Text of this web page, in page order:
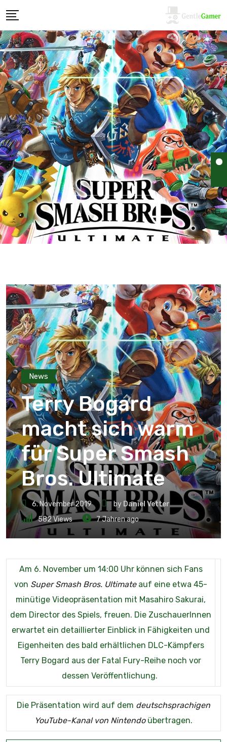
News
Terry Bogard
macht sich warm
für Super Smash
Bros. Ultimate
6. November 2019 by Daniel Vetter
582 Views 7 Jahren ago
Am 6. November um 14:00 Uhr können sich Fans
von Super Smash Bros. Ultimateauf eine etwa 45-
minütige Videopräsentation mit Masahiro Sakurai,
dem Director des Spiels, freuen. Die ZuschauerInnen
erwartet ein detaillierter Einblick in Fähigkeiten und
Eigenheiten des bald erhältlichen DLC-Kämpfers
Terry Bogard aus der Fatal Fury-Reihe noch vor
dessen Veröffentlichung.
Die Präsentation wird auf dem deutschsprachigen
YouTube-Kanal von Nintendoübertragen.